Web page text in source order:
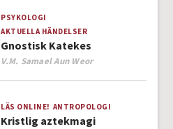
PSYKOLOGI
AKTUELLA HÄNDELSER
Gnostisk Katekes
Author
V.M. Samael Aun Weor
LÄS ONLINE! ANTROPOLOGI
Kristlig aztekmagi